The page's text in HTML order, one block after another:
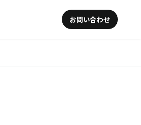
お問い合わせ